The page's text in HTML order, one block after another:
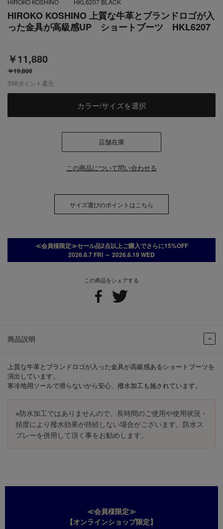
HIROKO KOSHINO 上質な牛革とブランドロゴが入
った金具が高級感UP ショートブーツ HKL6207
￥11,880
￥19,800
この商品をシェアする
商品説明
上質な牛革とブランドロゴが入った金具が高級感あるショートブーツを
演出しています。
寒冷地用ソールで滑らないから安心、撥水加工も施されています。
※防水加工ではありませんので、長時間のご使用や使用状況・
頻度により撥水効果が持続しない場合がございます。防水ス
プレーを併用して頂く事をお勧めします。
≪会員様限定≫
【オンラインショップ限定】
HIROKO KOSHINO HKL6207 BLACK
356ポイント還元
カラー/サイズを選択
店舗在庫
この商品について問い合わせる
サイズ選びのポイントはこちら
≪会員様限定≫セール品2点以上ご購入でさらに15%OFF
2026.8.7 FRI ～ 2026.8.19 WED